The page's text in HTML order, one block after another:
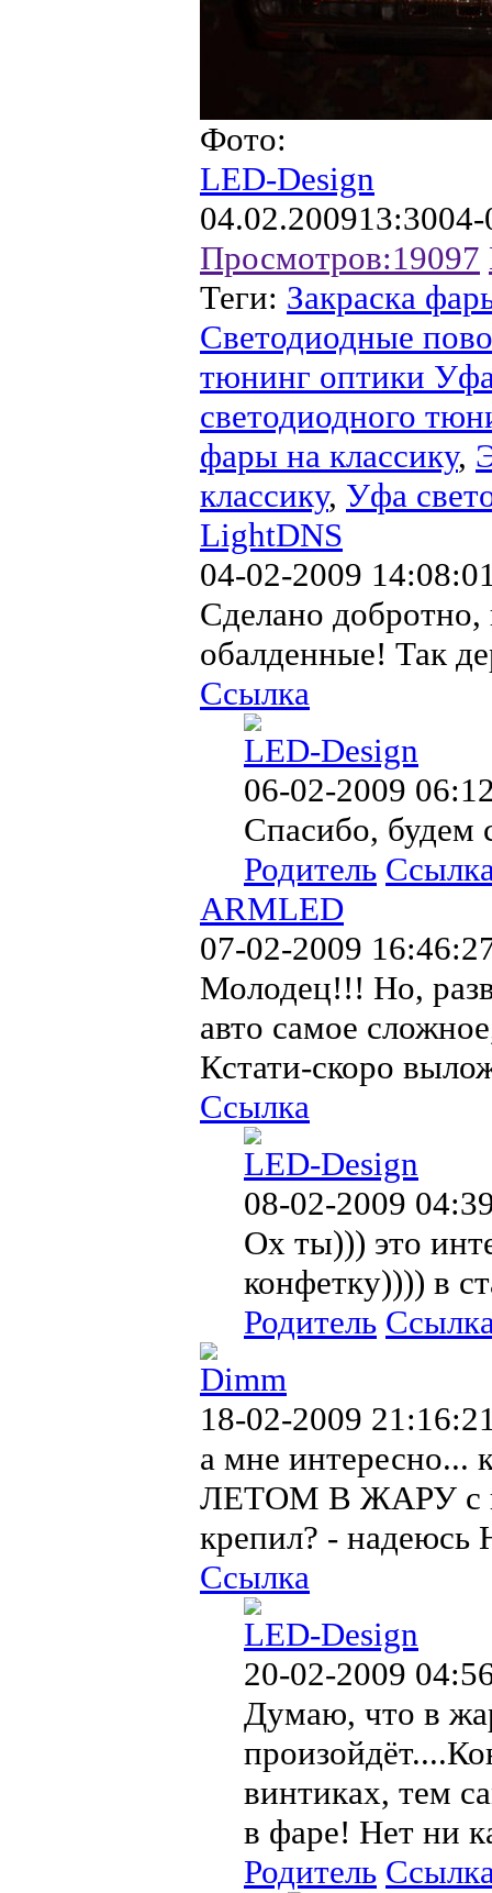
Фото:
LED-Design
04.02.200913:30
Просмотров:19097
Теги: Закраска
Светодиодные
тюнинг оптики
светодиодного
фары на классику,
классику, Уфа
LightDNS
04-02-2009
Сделано
обалденные! Так
Ссылка
LED-Design
06-02-2009
Спасибо, будем
Родитель
ARMLED
07-02-2009
Молодец!!! Но,
авто самое
Кстати-скоро
Ссылка
LED-Design
08-02-2009
Ох ты))) это
конфетку)))) в
Родитель
Dimm
18-02-2009
а мне интересно...
ЛЕТОМ В ЖАРУ с
крепил? - надеюсь
Ссылка
LED-Design
20-02-2009
Думаю, что в
винтиках, тем
в фаре! Нет ни
Родитель